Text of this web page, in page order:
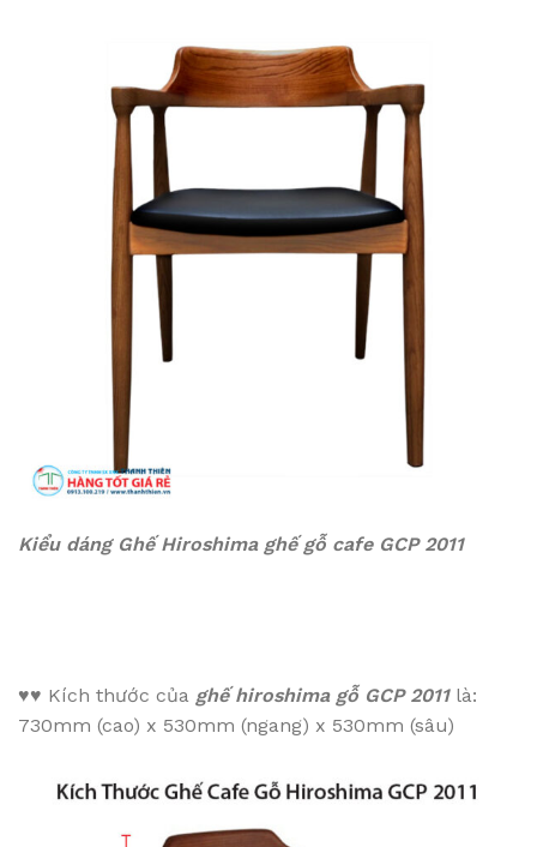
Kiểu dáng Ghế Hiroshima ghế gỗ cafe GCP 2011
♥♥ Kích thước của ghế hiroshima gỗ GCP 2011là:
730mm (cao) x 530mm (ngang) x 530mm (sâu)